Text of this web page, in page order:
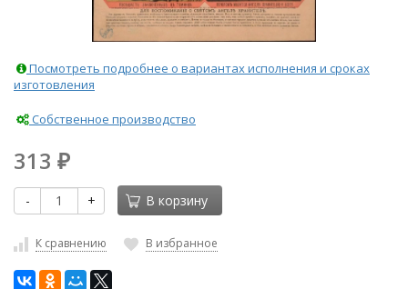
Посмотреть подробнее о вариантах исполнения и сроках
изготовления
Собственное производство
313 ₽
- + В корзину
К сравнению В избранное